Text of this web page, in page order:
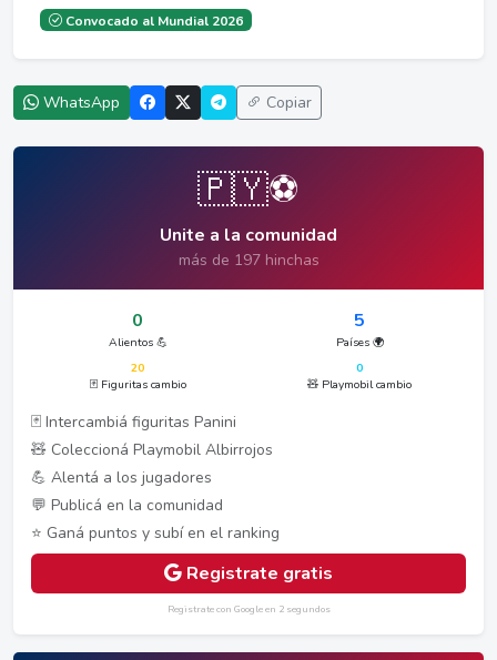
Convocado al Mundial 2026
WhatsApp Copiar
🇵🇾⚽
Unite a la comunidad
más de 197 hinchas
0
Alientos 💪
5
Países 🌍
20
🃏 Figuritas cambio
0
🧸 Playmobil cambio
🃏 Intercambiá figuritas Panini
🧸 Coleccioná Playmobil Albirrojos
💪 Alentá a los jugadores
💬 Publicá en la comunidad
⭐ Ganá puntos y subí en el ranking
Registrate gratis
Registrate con Google en 2 segundos